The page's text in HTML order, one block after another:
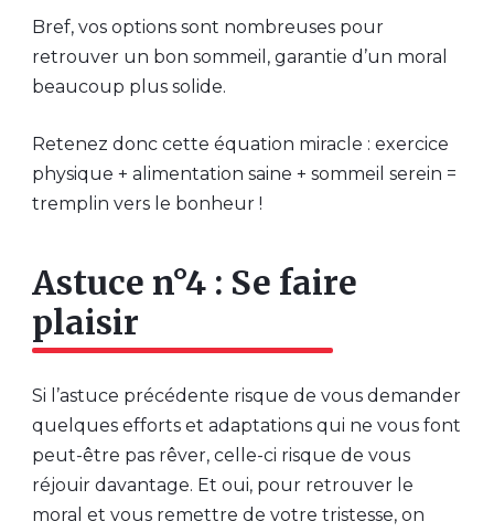
Bref, vos options sont nombreuses pour
retrouver un bon sommeil, garantie d’un moral
beaucoup plus solide.
Retenez donc cette équation miracle : exercice
physique + alimentation saine + sommeil serein =
tremplin vers le bonheur !
Astuce n°4 : Se faire
plaisir
Si l’astuce précédente risque de vous demander
quelques efforts et adaptations qui ne vous font
peut-être pas rêver, celle-ci risque de vous
réjouir davantage. Et oui, pour retrouver le
moral et vous remettre de votre tristesse, on